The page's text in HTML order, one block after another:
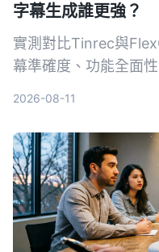
字幕生成誰更強？
實測對比Tinrec與
幕準確度、功能全面
2026-08-11